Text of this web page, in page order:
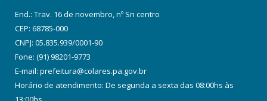
End.: Trav. 16 de novembro, nº Sn centro
CEP: 68785-000
CNPJ: 05.835.939/0001-90
Fone: (91) 98201-9773
E-mail: prefeitura@colares.pa.gov.br
Horário de atendimento: De segunda a sexta das 08:00hs às